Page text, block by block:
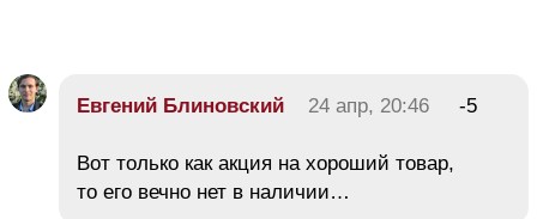
Евгений Блиновский 24 апр, 20:46 -5
Вот только как акция на хороший товар,
то его вечно нет в наличии…